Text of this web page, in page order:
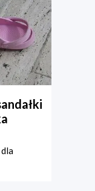
dla